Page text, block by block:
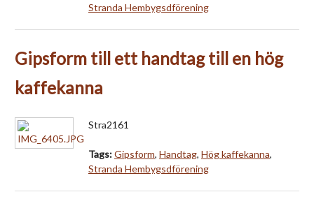
Stranda Hembygsdförening
Gipsform till ett handtag till en hög
kaffekanna
Stra2161
Tags:Gipsform, Handtag, Hög kaffekanna,
Stranda Hembygsdförening